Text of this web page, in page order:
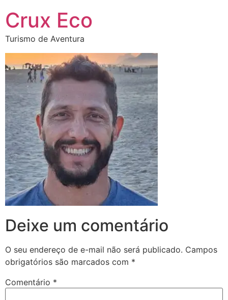
Crux Eco
Turismo de Aventura
Deixe um comentário
O seu endereço de e-mail não será publicado. Campos
obrigatórios são marcados com *
Comentário *